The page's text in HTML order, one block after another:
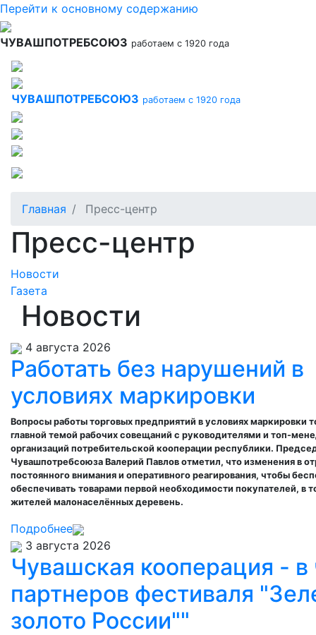
Перейти к основному содержанию
ЧУВАШПОТРЕБСОЮЗ работаем с 1920 года
ЧУВАШПОТРЕБСОЮЗ работаем с 1920 года
Главная Пресс-центр
Пресс-центр
Новости
Газета
Новости
4 августа 2026
Работать без нарушений в
условиях маркировки
Вопросы работы торговых предприятий в условиях маркировки
главной темой рабочих совещаний с руководителями и топ-
организаций потребительской кооперации республики.
Чувашпотребсоюза Валерий Павлов отметил, что изменения в
постоянного внимания и оперативного реагирования, чтобы
обеспечивать товарами первой необходимости покупателей, в
жителей малонаселённых деревень.
Подробнее
3 августа 2026
Чувашская кооперация - в
партнеров фестиваля
золото России""